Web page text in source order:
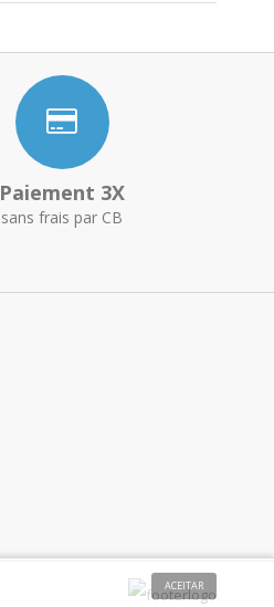
Paiement 3X
sans frais par CB
ACEITAR